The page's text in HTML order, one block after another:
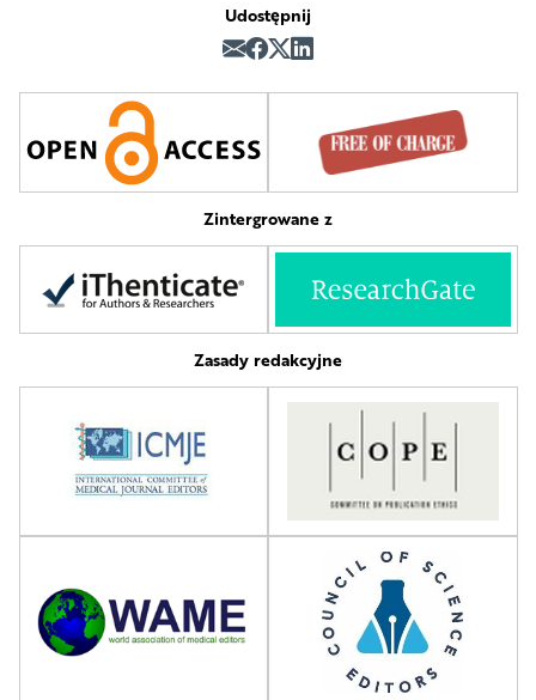
Udostępnij
Zintergrowane z
Zasady redakcyjne